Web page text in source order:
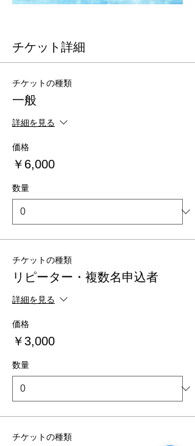
チケット詳細
チケットの種類
一般
詳細を見る
価格
￥6,000
数量
チケットの種類
リピーター・複数名申込者
詳細を見る
価格
￥3,000
数量
チケットの種類